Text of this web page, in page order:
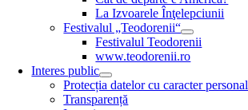
La Izvoarele Înţelepciunii
Festivalul „Teodorenii“
Festivalul Teodorenii
www.teodorenii.ro
Interes public
Protecția datelor cu caracter personal
Transparență